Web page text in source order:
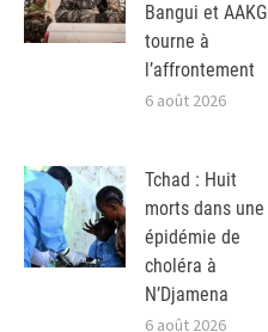
Bangui et AAKG
tourne à
l’affrontement
6 août 2026
Tchad : Huit
morts dans une
épidémie de
choléra à
N’Djamena
6 août 2026